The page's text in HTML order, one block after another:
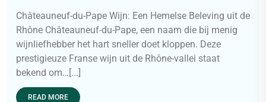
Châteauneuf-du-Pape Wijn: Een Hemelse Beleving uit de
Rhône Châteauneuf-du-Pape, een naam die bij menig
wijnliefhebber het hart sneller doet kloppen. Deze
prestigieuze Franse wijn uit de Rhône-vallei staat
bekend om…[...]
READ MORE